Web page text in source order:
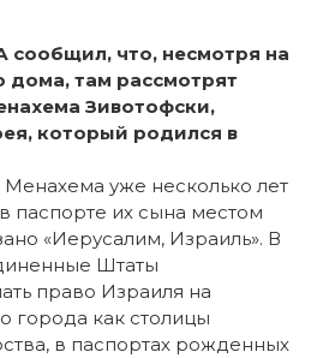
сообщил, что, несмотря на
дома, там рассмотрят
Зивотофски,
который родился в
Менахема уже несколько лет
паспорте их сына местом
«Иерусалим, Израиль». В
Штаты
право Израиля на
города как столицы
в паспортах рожденных